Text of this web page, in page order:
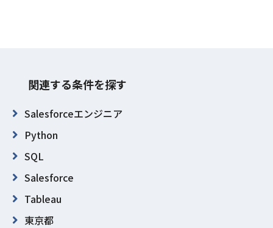
関連する条件を探す
Salesforceエンジニア
Python
SQL
Salesforce
Tableau
東京都